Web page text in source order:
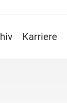
Karriere